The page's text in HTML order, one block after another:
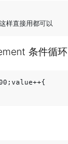
条件循环